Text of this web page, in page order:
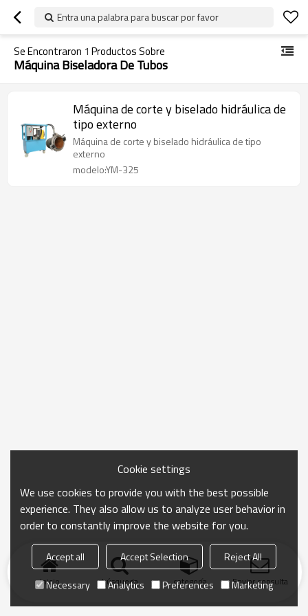
Entra una palabra para buscar por favor
Se Encontraron 1 Productos Sobre
Máquina Biseladora De Tubos
Máquina de corte y biselado hidráulica de
tipo externo
Máquina de corte y biselado hidráulica de tipo
externo
modelo:YM-325
Inicio búsqueda categoría Enviar consulta
Cookie settings
We use cookies to provide you with the best possible
experience. They also allow us to analyze user behavior in
order to constantly improve the website for you.
Accept all Accept Selection
Reject All
Necessary
Analytics Preferences Marketing